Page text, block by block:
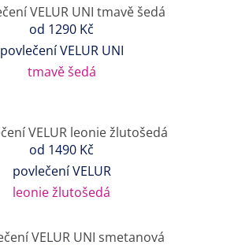
od 1290 Kč
povlečení VELUR UNI
tmavě šedá
od 1490 Kč
povlečení VELUR
leonie žlutošedá